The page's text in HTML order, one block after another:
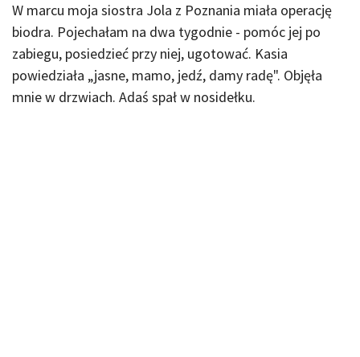
W marcu moja siostra Jola z Poznania miała operację
biodra. Pojechałam na dwa tygodnie - pomóc jej po
zabiegu, posiedzieć przy niej, ugotować. Kasia
powiedziała „jasne, mamo, jedź, damy radę". Objęła
mnie w drzwiach. Adaś spał w nosidełku.